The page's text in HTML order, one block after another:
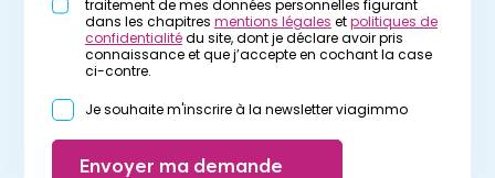
traitement de mes données personnelles figurant
dans les chapitres mentions légales etpolitiques de
confidentialitédu site, dont je déclare avoir pris
connaissance et que j’accepte en cochant la case
ci-contre.
Je souhaite m'inscrire à la newsletter viagimmo
Envoyer ma demande